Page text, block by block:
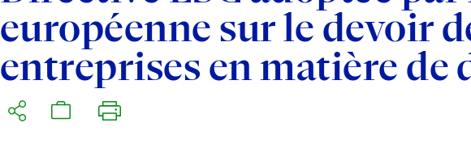
européenne sur le devoir
entreprises en matière de